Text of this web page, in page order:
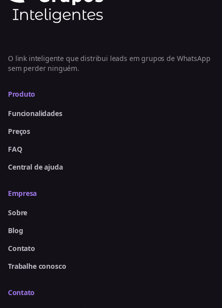
O link inteligente que distribui leads em grupos de WhatsApp
sem perder ninguém.
Produto
Funcionalidades
Preços
FAQ
Central de ajuda
Empresa
Sobre
Blog
Contato
Trabalhe conosco
Contato